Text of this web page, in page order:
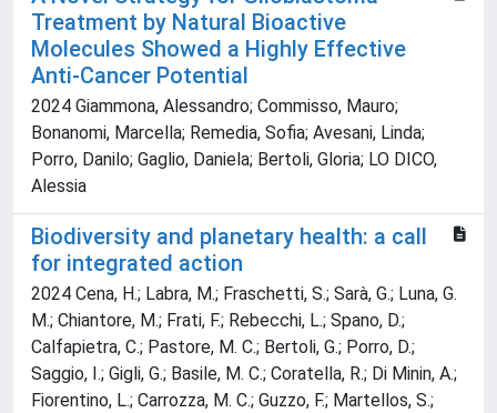
Treatment by Natural Bioactive
Molecules Showed a Highly Effective
Anti-Cancer Potential
2024 Giammona, Alessandro; Commisso, Mauro;
Bonanomi, Marcella; Remedia, Sofia; Avesani, Linda;
Porro, Danilo; Gaglio, Daniela; Bertoli, Gloria; LO DICO,
Alessia
Biodiversity and planetary health: a call
for integrated action
2024 Cena, H.; Labra, M.; Fraschetti, S.; Sarà, G.; Luna, G.
M.; Chiantore, M.; Frati, F.; Rebecchi, L.; Spano, D.;
Calfapietra, C.; Pastore, M. C.; Bertoli, G.; Porro, D.;
Saggio, I.; Gigli, G.; Basile, M. C.; Coratella, R.; Di Minin, A.;
Fiorentino, L.; Carrozza, M. C.; Guzzo, F.; Martellos, S.;